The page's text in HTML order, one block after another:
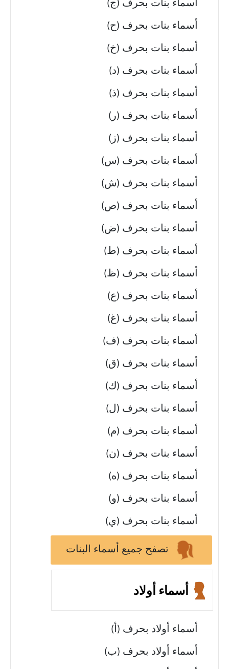
أسماء بنات بحرف (ج)
أسماء بنات بحرف (ح)
أسماء بنات بحرف (خ)
أسماء بنات بحرف (د)
أسماء بنات بحرف (ذ)
أسماء بنات بحرف (ر)
أسماء بنات بحرف (ز)
أسماء بنات بحرف (س)
أسماء بنات بحرف (ش)
أسماء بنات بحرف (ص)
أسماء بنات بحرف (ض)
أسماء بنات بحرف (ط)
أسماء بنات بحرف (ظ)
أسماء بنات بحرف (ع)
أسماء بنات بحرف (غ)
أسماء بنات بحرف (ف)
أسماء بنات بحرف (ق)
أسماء بنات بحرف (ك)
أسماء بنات بحرف (ل)
أسماء بنات بحرف (م)
أسماء بنات بحرف (ن)
أسماء بنات بحرف (ه)
أسماء بنات بحرف (و)
أسماء بنات بحرف (ي)
تصفح جميع أسماء البنات
أسماء أولاد
أسماء أولاد بحرف (أ)
أسماء أولاد بحرف (ب)